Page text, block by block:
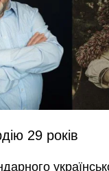
29 років